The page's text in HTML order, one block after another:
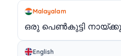
Malayalam
ഒരു പെൺകുട്ടി
English